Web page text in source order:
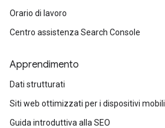
Orario di lavoro
Centro assistenza Search Console
Apprendimento
Dati strutturati
Siti web ottimizzati per i dispositivi mobili
Guida introduttiva alla SEO